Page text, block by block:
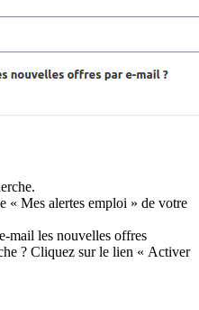
« Mes alertes emploi » de votre
mail les nouvelles offres
? Cliquez sur le lien « Activer